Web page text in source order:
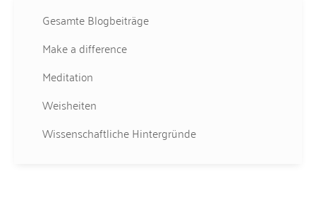
Gesamte Blogbeiträge
Make a difference
Meditation
Weisheiten
Wissenschaftliche Hintergründe